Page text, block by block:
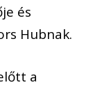
és
Hubnak.
a